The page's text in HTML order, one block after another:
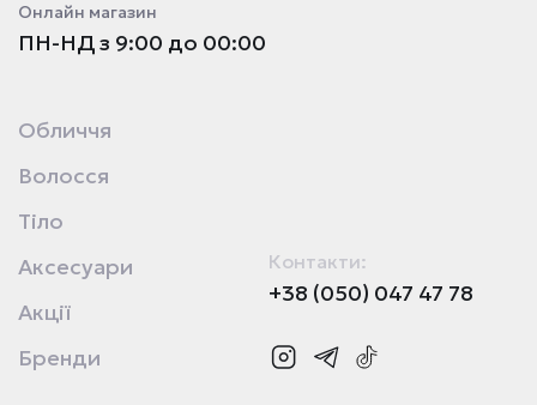
Онлайн магазин
ПН-НД з 9:00 до 00:00
Контакти:
+38 (050) 047 47 78
Обличчя
Волосся
Тіло
Аксесуари
Акції
Бренди